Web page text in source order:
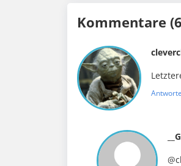
Kommentare